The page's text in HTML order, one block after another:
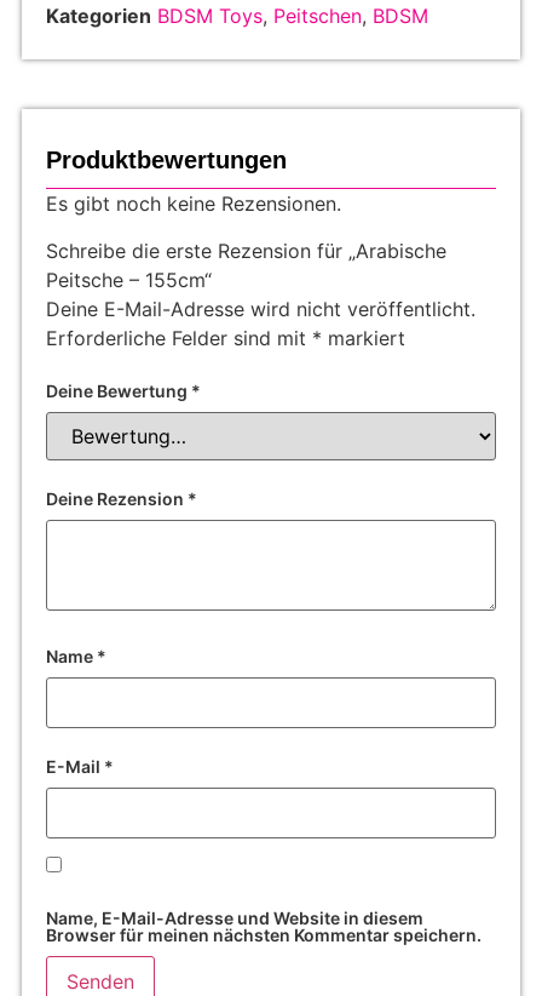
Kategorien BDSM Toys, Peitschen, BDSM
Produktbewertungen
Es gibt noch keine Rezensionen.
Schreibe die erste Rezension für „Arabische
Peitsche – 155cm“
Deine E-Mail-Adresse wird nicht veröffentlicht.
Erforderliche Felder sind mit * markiert
Deine Bewertung *
Deine Rezension *
Name *
E-Mail *
Name, E-Mail-Adresse und Website in diesem
Browser für meinen nächsten Kommentar speichern.